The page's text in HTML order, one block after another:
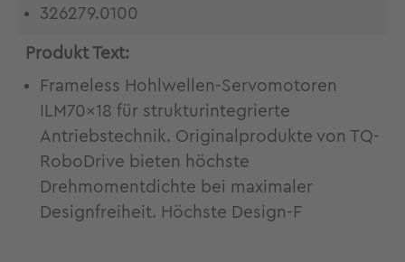
326279.0100
Produkt Text:
Frameless Hohlwellen-Servomotoren
ILM70x18 für strukturintegrierte
Antriebstechnik. Originalprodukte von TQ-
RoboDrive bieten höchste
Drehmomentdichte bei maximaler
Designfreiheit. Höchste Design-F